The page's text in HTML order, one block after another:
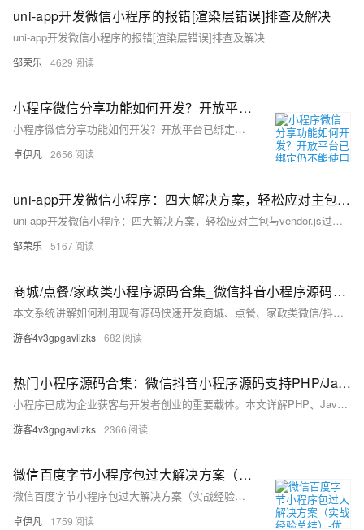
uni-app开发微信小程序的报错[渲染层错误]排查及解决
uni-app开发微信小程序的报错[渲染层错误]排查及解决
邹荣乐 4629
小程序微信分享功能如何开发？开放平台已绑定仍不能使用的问题？-优雅草卓伊凡
小程序微信分享功能如何开发？开放平台已绑定仍不能使用的问题？-优雅草卓伊凡
卓伊凡 2656
uni-app开发微信小程序：四大解决方案，轻松应对主包与vendor.js过大打包难题
uni-app开发微信小程序：四大解决方案，轻松应对主包与vendor.js过大打包难题
邹荣乐 5167
商城/点餐/家政类小程序源码合集_微信抖音小程序源码开发从入门到精通实战
本文系统讲解如何利用现有源码快速开发商城、点餐、家政类微信/抖音小程序，涵盖环境搭建、核心功能实现、多平台部署与优化，提供完整技术方案。实战导向，助力开发者高效入门与落地。
游客4v3gpgavlizks 682
热门小程序源码合集：微信抖音小程序源码支持PHP/Java/uni-app完整项目实践指南
小程序已成为企业获客与开发者创业的重要载体。本文详解PHP、Java、uni-app三大技术栈在电商、工具、服务类小程序中的源码应用，提供从开发到部署的全流程指南，并分享选型避坑与商业化落地策略，助力开发者高效构建稳定可扩展项目。
游客4v3gpgavlizks 2366
微信百度字节小程序包过大解决方案（实战经验总结）-优雅草卓伊凡|果果|小无
微信百度字节小程序包过大解决方案（实战经验总结）-优雅草卓伊凡|果果|小无
卓伊凡 1759